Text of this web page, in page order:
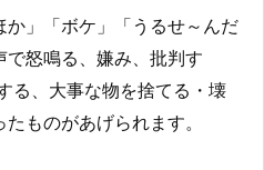
」「ボケ」「うるせ～んだ
で怒鳴る、嫌み、批判す
る、大事な物を捨てる・壊
ものがあげられます。